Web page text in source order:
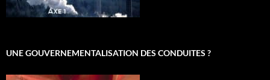
UNE GOUVERNEMENTALISATION DES CONDUITES ?